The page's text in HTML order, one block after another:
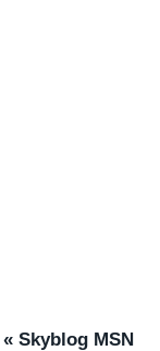
Skyblog MSN